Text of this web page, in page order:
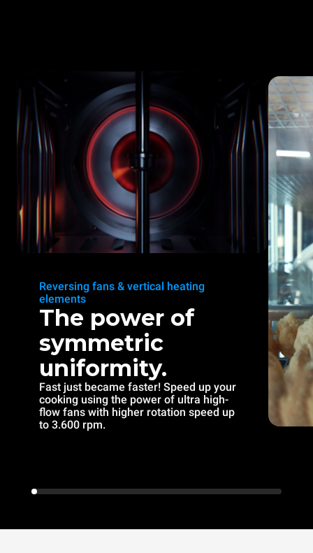
Reversing fans & vertical heating
elements
The power of
symmetric
uniformity.
Fast just became faster! Speed up your
cooking using the power of ultra high-
flow fans with higher rotation speed up
to 3.600 rpm.